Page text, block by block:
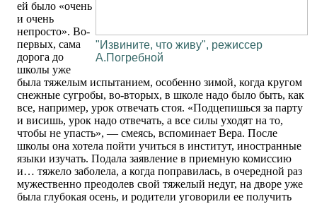
"Извините, что живу", режиссер
А.Погребной
ей было «очень
и очень
непросто». Во-
первых, сама
дорога до
школы уже
была тяжелым испытанием, особенно зимой, когда кругом
снежные сугробы, во-вторых, в школе надо было быть, как
все, например, урок отвечать стоя. «Подцепишься за парту
и висишь, урок надо отвечать, а все силы уходят на то,
чтобы не упасть», — смеясь, вспоминает Вера. После
школы она хотела пойти учиться в институт, иностранные
языки изучать. Подала заявление в приемную комиссию
и… тяжело заболела, а когда поправилась, в очередной раз
мужественно преодолев свой тяжелый недуг, на дворе уже
была глубокая осень, и родители уговорили ее получить